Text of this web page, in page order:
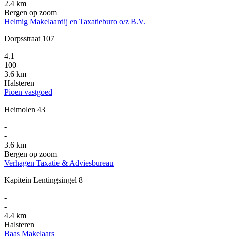
2.4 km
Bergen op zoom
Helmig Makelaardij en Taxatieburo o/z B.V.
Dorpsstraat 107
4.1
100
3.6 km
Halsteren
Pioen vastgoed
Heimolen 43
-
-
3.6 km
Bergen op zoom
Verhagen Taxatie & Adviesbureau
Kapitein Lentingsingel 8
-
-
4.4 km
Halsteren
Baas Makelaars